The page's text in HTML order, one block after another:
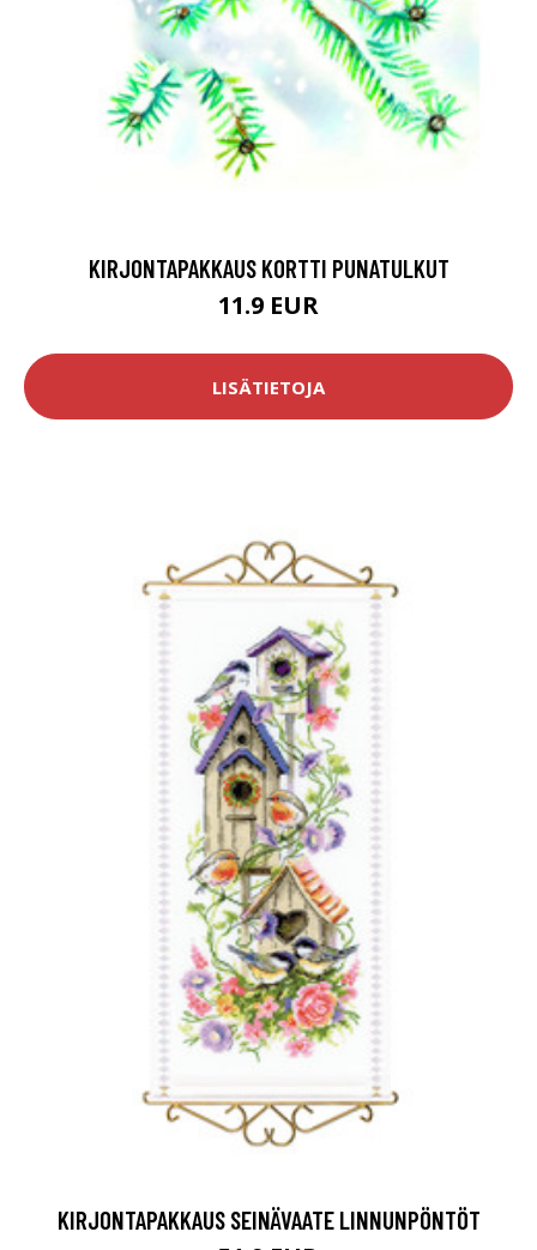
KIRJONTAPAKKAUS KORTTI PUNATULKUT
11.9 EUR
LISÄTIETOJA
KIRJONTAPAKKAUS SEINÄVAATE LINNUNPÖNTÖT